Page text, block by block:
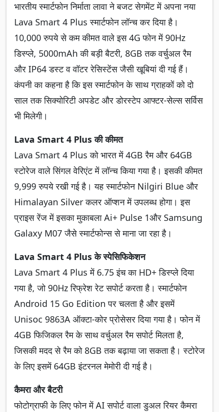
भारतीय स्मार्टफोन निर्माता लावा ने बजट सेगमेंट में अपना नया
Lava Smart 4 Plus स्मार्टफोन लॉन्च कर दिया है।
10,000 रुपये से कम कीमत वाले इस 4G फोन में 90Hz
डिस्प्ले, 5000mAh की बड़ी बैटरी, 8GB तक वर्चुअल रैम
और IP64 डस्ट व वॉटर रेसिस्टेंस जैसी खूबियां दी गई हैं।
कंपनी का कहना है कि इस स्मार्टफोन के साथ ग्राहकों को दो
साल तक सिक्योरिटी अपडेट और डोरस्टेप आफ्टर-सेल्स सर्विस
भी मिलेगी।
Lava Smart 4 Plus की कीमत
Lava Smart 4 Plus को भारत में 4GB रैम और 64GB
स्टोरेज वाले सिंगल वेरिएंट में लॉन्च किया गया है। इसकी कीमत
9,999 रुपये रखी गई है। यह स्मार्टफोन Nilgiri Blue और
Himalayan Silver कलर ऑप्शन में उपलब्ध होगा। इस
प्राइस रेंज में इसका मुकाबला Ai+ Pulse 1और Samsung
Galaxy M07 जैसे स्मार्टफोन्स से माना जा रहा है।
Lava Smart 4 Plus के स्पेसिफिकेशन
Lava Smart 4 Plus में 6.75 इंच का HD+ डिस्प्ले दिया
गया है, जो 90Hz रिफ्रेश रेट सपोर्ट करता है। स्मार्टफोन
Android 15 Go Edition पर चलता है और इसमें
Unisoc 9863A ऑक्टा-कोर प्रोसेसर दिया गया है। फोन में
4GB फिजिकल रैम के साथ वर्चुअल रैम सपोर्ट मिलता है,
जिसकी मदद से रैम को 8GB तक बढ़ाया जा सकता है। स्टोरेज
के लिए इसमें 64GB इंटरनल मेमोरी दी गई है।
कैमरा और बैटरी
फोटोग्राफी के लिए फोन में AI सपोर्ट वाला डुअल रियर कैमरा